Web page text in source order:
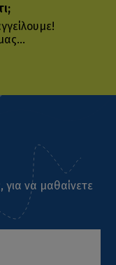
να μαθαίνετε